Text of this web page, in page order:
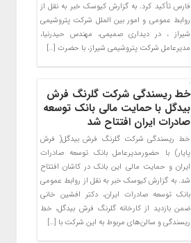
فارس تأکید کرد. به گزارش کیوسک خبر به نقل از
روابط عمومی و امور بین الملل شرکت پتروشیمی
شیراز ، در دیداری صمیمی، مهندس حیدرنیا،
مدیرعامل شرکت پتروشیمی شیراز، با حضرت […]
خط ریسندگی شرکت گلرنگ فرش
بیدگل با حمایت مالی بانک توسعه
صادرات ایران افتتاح شد
خط ریسندگی شرکت گلرنگ فرش بیدگل( فرش
پایار) با حضورمدیرعامل بانک توسعه صادرات
ایران و حمایت مالی این بانک در کاشان افتتاح
شد. به گزارش کیوسک خبر به نقل از روابط عمومی
بانک توسعه صادرات ایران، دکتر افشین خانی
ضمن بازدید از کارخانه گلرنگ فرش بیدگل، خط
ریسندگی و سالن‌های مربوط به این شرکت با […]